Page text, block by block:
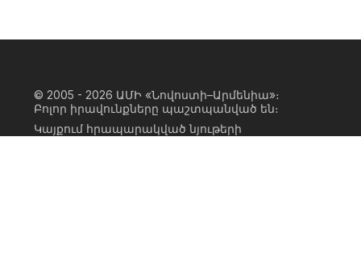
© 2005 - 2026 ԱՄԻ «Նովոստի–Արմենիա»։
Բոլոր իրավունքները պաշտպանված են։
Կայքում հրապարակված նյութերի